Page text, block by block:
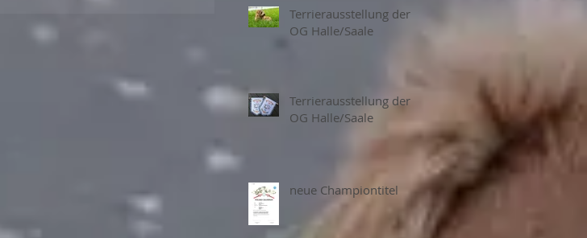
Terrierausstellung der
OG Halle/Saale
Terrierausstellung der
OG Halle/Saale
neue Championtitel